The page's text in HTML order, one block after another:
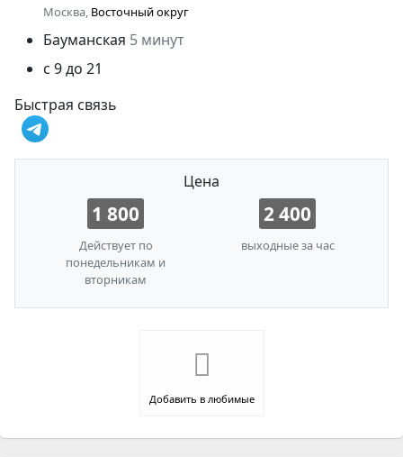
Москва, Восточный округ
Бауманская 5 минут
с 9 до 21
Быстрая связь
Цена
1 800
Действует по
понедельникам и
вторникам
2 400
выходные за час
Добавить в любимые